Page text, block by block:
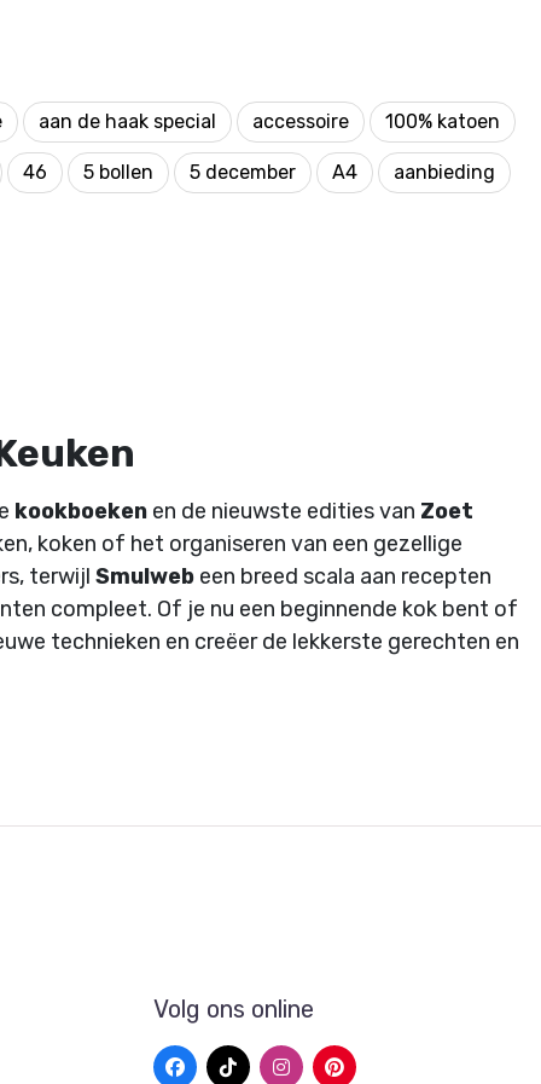
aan de haak special accessoire 100% katoen
46 5 bollen 5 december A4 aanbieding
kookboeken en de nieuwste edities van Zoet
koken of het organiseren van een gezellige
terwijl Smulweb een breed scala aan recepten
compleet. Of je nu een beginnende kok bent of
technieken en creëer de lekkerste gerechten en
Volg ons online